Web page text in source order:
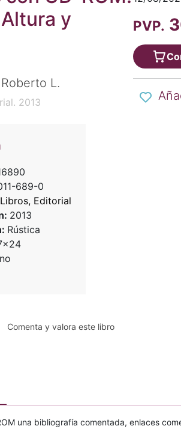
y
L.
2013
689-0
Editorial
2013
Rústica
Comenta y valora este libro
PVP.
una bibliografía comentada, enlaces